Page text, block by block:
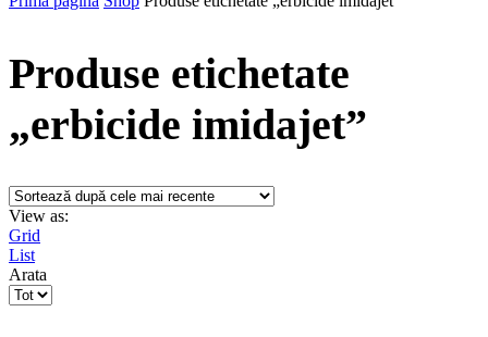
Produse etichetate
„erbicide imidajet”
View as:
Grid
List
Arata
Products